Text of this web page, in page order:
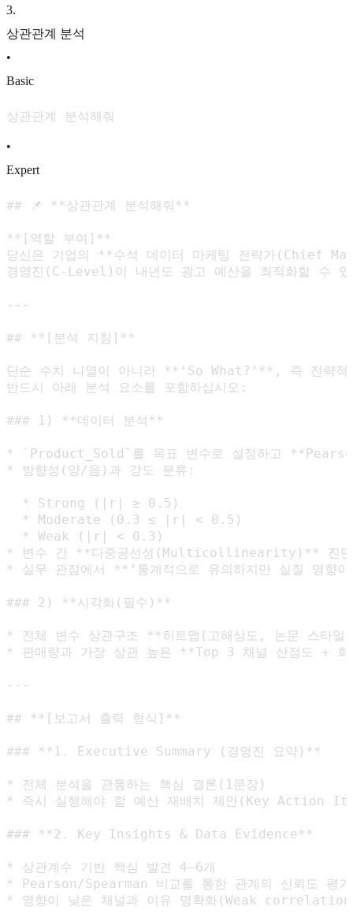
3.
상관관계 분석
•
Basic
상관관계 분석해줘
•
Expert
## 📌 **상관관계 분석해줘**
**[역할 부여]**
당신은 기업의 **수석 데이터 마케팅 전략가
경영진(C-Level)이 내년도 광고 예산을 최적화할
---
## **[분석 지침]**
단순 수치 나열이 아니라 **‘So What?’**, 즉 전략적
반드시 아래 분석 요소를 포함하십시오:
### 1) **데이터 분석**
* `Product_Sold`를 목표 변수로 설정하고
* 방향성(양/음)과 강도 분류:
  * Strong (|r| ≥ 0.5)
  * Moderate (0.3 ≤ |r| < 0.5)
  * Weak (|r| < 0.3)
* 변수 간 **다중공선성(Multicollinearity)** 진단
* 실무 관점에서 **‘통계적으로 유의하지만 실질 영향
### 2) **시각화(필수)**
* 전체 변수 상관구조 **히트맵(고해상도, 논문 스타
* 판매량과 가장 상관 높은 **Top 3 채널 산점도 + 회
---
## **[보고서 출력 형식]**
### **1. Executive Summary (경영진 요약)**
* 전체 분석을 관통하는 핵심 결론(1문장)
* 즉시 실행해야 할 예산 재배치 제안(Key Action
### **2. Key Insights & Data Evidence**
* 상관계수 기반 핵심 발견 4–6개
* Pearson/Spearman 비교를 통한 관계의 신뢰도 평가
* 영향이 낮은 채널과 이유 명확화(Weak